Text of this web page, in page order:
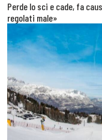
Perde lo sci e cade, fa
regolati male»